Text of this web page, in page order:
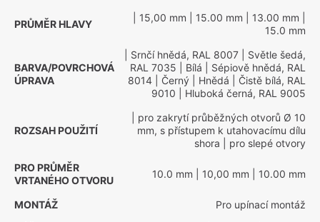
PRŮMĚR HLAVY
| 15,00 mm | 15.00 mm | 13.00 mm
15.0 mm
BARVA/POVRCHOVÁ
ÚPRAVA
| Srnčí hnědá, RAL 8007 | Světle šedá,
RAL 7035 | Bílá | Sépiově hnědá, RAL
8014 | Černý | Hnědá | Čistě bílá, RAL
9010 | Hluboká černá, RAL 9005
ROZSAH POUŽITÍ
| pro zakrytí průběžných otvorů Ø 10
mm, s přístupem k utahovacímu dílu
shora | pro slepé otvory
PRO PRŮMĚR
VRTANÉHO OTVORU
10.0 mm | 10,00 mm | 10.00 mm
MONTÁŽ
Pro upínací montáž